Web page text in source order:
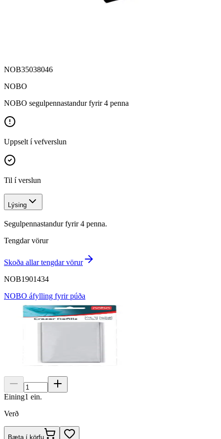
NOB35038046
NOBO
NOBO segulpennastandur fyrir 4 penna
Uppselt í vefverslun
Til í verslun
Lýsing
Segulpennastandur fyrir 4 penna.
Tengdar vörur
Skoða allar tengdar vörur
NOB1901434
NOBO áfylling fyrir púða
Eining1 ein.
Verð
Bæta í körfu